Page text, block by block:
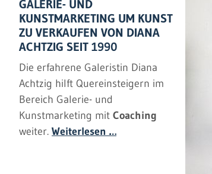
GALERIE- UND
KUNSTMARKETING UM KUNST
ZU VERKAUFEN VON DIANA
ACHTZIG SEIT 1990
Die erfahrene Galeristin Diana
Achtzig hilft Quereinsteigern im
Bereich Galerie- und
Kunstmarketing mit Coaching
weiter. Weiterlesen …